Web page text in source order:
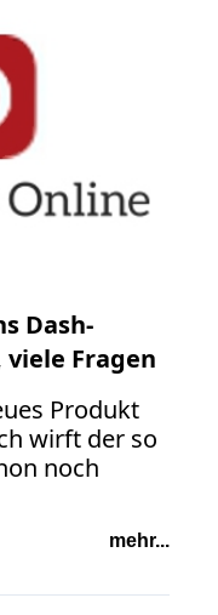
Dash-
Fragen
Produkt
wirft der so
noch
mehr...